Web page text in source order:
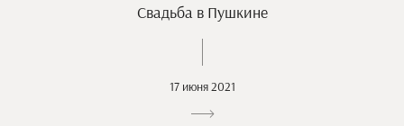
Свадьба в Пушкине
17 июня 2021